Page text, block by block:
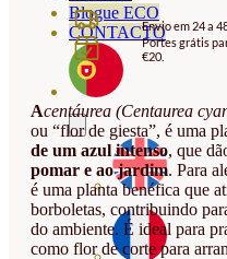
Blogue ECO
CONTACTOEnvio em 24 a
Portes grátis
€20.
Acentáurea (Centaurea
ou “flor de giesta”, é uma
de um azul intenso, que
pomar e ao jardim. Para
é uma planta benéfica que
borboletas, contribuindo
do ambiente. É ideal para
como flor de corte para